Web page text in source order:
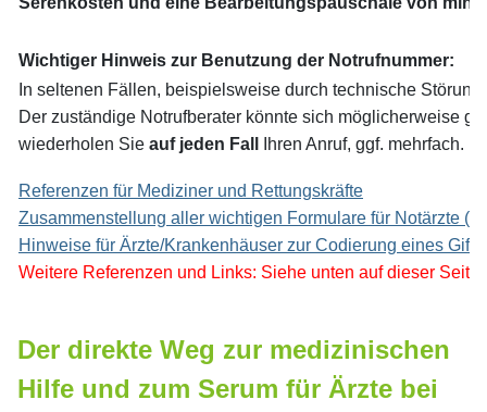
Wichtiger Hinweis zur Benutzung der Notrufnummer:
In seltenen Fällen, beispielsweise durch technische
Der zuständige Notrufberater könnte sich möglicherweise
wiederholen Sie auf jeden Fall Ihren Anruf, ggf. mehrfach.
Referenzen für Mediziner und Rettungskräfte
Zusammenstellung aller wichtigen Formulare für Notärzte
Hinweise für Ärzte/Krankenhäuser zur Codierung eines
Weitere Referenzen und Links: Siehe unten auf
Der direkte Weg zur medizinischen
Hilfe und zum Serum für Ärzte bei